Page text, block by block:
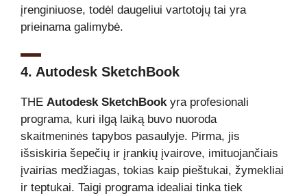
įrenginiuose, todėl daugeliui vartotojų tai yra
prieinama galimybė.
4. Autodesk SketchBook
THE Autodesk SketchBook yra profesionali
programa, kuri ilgą laiką buvo nuoroda
skaitmeninės tapybos pasaulyje. Pirma, jis
išsiskiria šepečių ir įrankių įvairove, imituojančiais
įvairias medžiagas, tokias kaip pieštukai, žymekliai
ir teptukai. Taigi programa idealiai tinka tiek